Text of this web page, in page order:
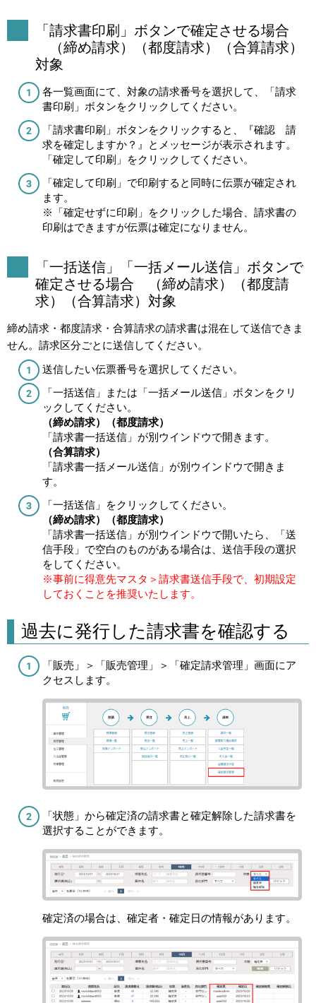
「請求書印刷」ボタンで確定させる場合
（締め請求）（都度請求）（合算請求）
対象
各一覧画面にて、対象の請求番号を選択して、「請求
書印刷」ボタンをクリックしてください。
「請求書印刷」ボタンをクリックすると、『確認 請
求を確定しますか？』とメッセージが表示されます。
「確定して印刷」をクリックしてください。
「確定して印刷」で印刷すると同時に伝票が確定され
ます。
※「確定せずに印刷」をクリックした場合、請求書の
印刷はできますが伝票は確定になりません。
「一括送信」「一括メール送信」ボタンで
確定させる場合 （締め請求）（都度請
求）（合算請求）対象
締め請求・都度請求・合算請求の請求書は混在して送信できま
せん。請求区分ごとに送信してください。
送信したい伝票番号を選択してください。
「一括送信」または「一括メール送信」ボタンをクリ
ックしてください。
（締め請求）（都度請求）
「請求書一括送信」が別ウインドウで開きます。
（合算請求）
「請求書一括メール送信」が別ウインドウで開きま
す。
「一括送信」をクリックしてください。
（締め請求）（都度請求）
「請求書一括送信」が別ウインドウで開いたら、「送
信手段」で空白のものがある場合は、送信手段の選択
をしてください。
※事前に得意先マスタ＞請求書送信手段で、初期設定
しておくことを推奨いたします。
過去に発行した請求書を確認する
「販売」＞「販売管理」＞「確定請求管理」画面にア
クセスします。
「状態」から確定済の請求書と確定解除した請求書を
選択することができます。
確定済の場合は、確定者・確定日の情報があります。